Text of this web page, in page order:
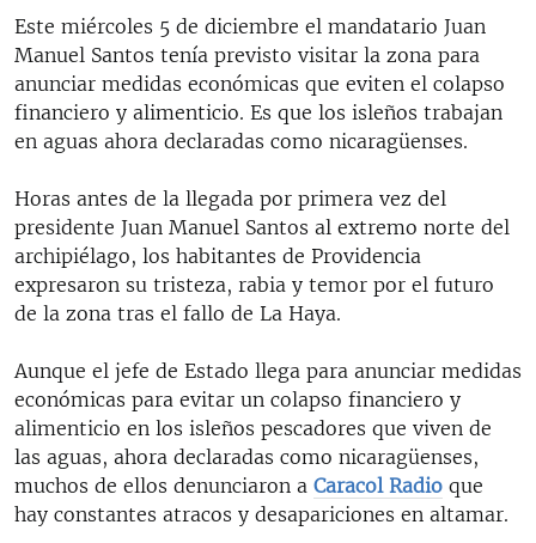
Este miércoles 5 de diciembre el mandatario Juan
Manuel Santos tenía previsto visitar la zona para
anunciar medidas económicas que eviten el colapso
financiero y alimenticio. Es que los isleños trabajan
en aguas ahora declaradas como nicaragüenses.
Horas antes de la llegada por primera vez del
presidente Juan Manuel Santos al extremo norte del
archipiélago, los habitantes de Providencia
expresaron su tristeza, rabia y temor por el futuro
de la zona tras el fallo de La Haya.
Aunque el jefe de Estado llega para anunciar medidas
económicas para evitar un colapso financiero y
alimenticio en los isleños pescadores que viven de
las aguas, ahora declaradas como nicaragüenses,
muchos de ellos denunciaron a Caracol Radio que
hay constantes atracos y desapariciones en altamar.